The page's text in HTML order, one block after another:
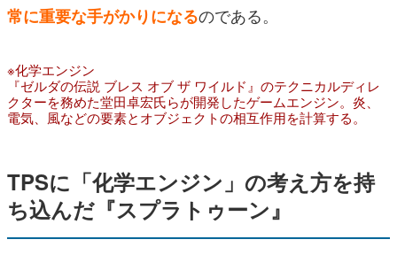
常に重要な手がかりになるのである。
※化学エンジン
『ゼルダの伝説 ブレス オブ ザ ワイルド』のテクニカルディレ
クターを務めた堂田卓宏氏らが開発したゲームエンジン。炎、
電気、風などの要素とオブジェクトの相互作用を計算する。
TPSに「化学エンジン」の考え方を持
ち込んだ『スプラトゥーン』